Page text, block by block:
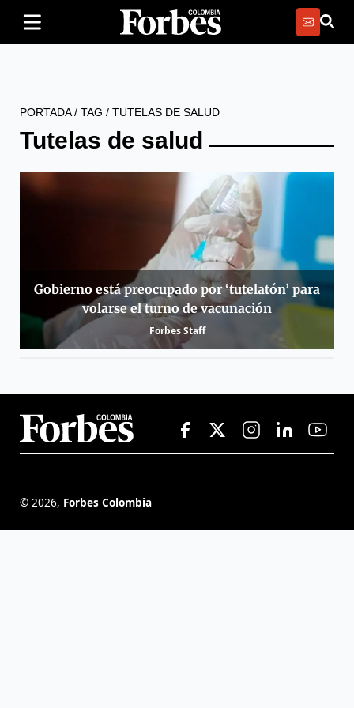
PORTADA/ TAG / TUTELAS DE SALUD
Tutelas de salud
Gobierno está preocupado por ‘tutelatón’ para
volarse el turno de vacunación
Forbes Staff
© 2026, Forbes Colombia